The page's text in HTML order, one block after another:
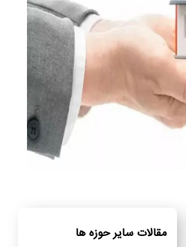
مقالات سایر حوزه ها